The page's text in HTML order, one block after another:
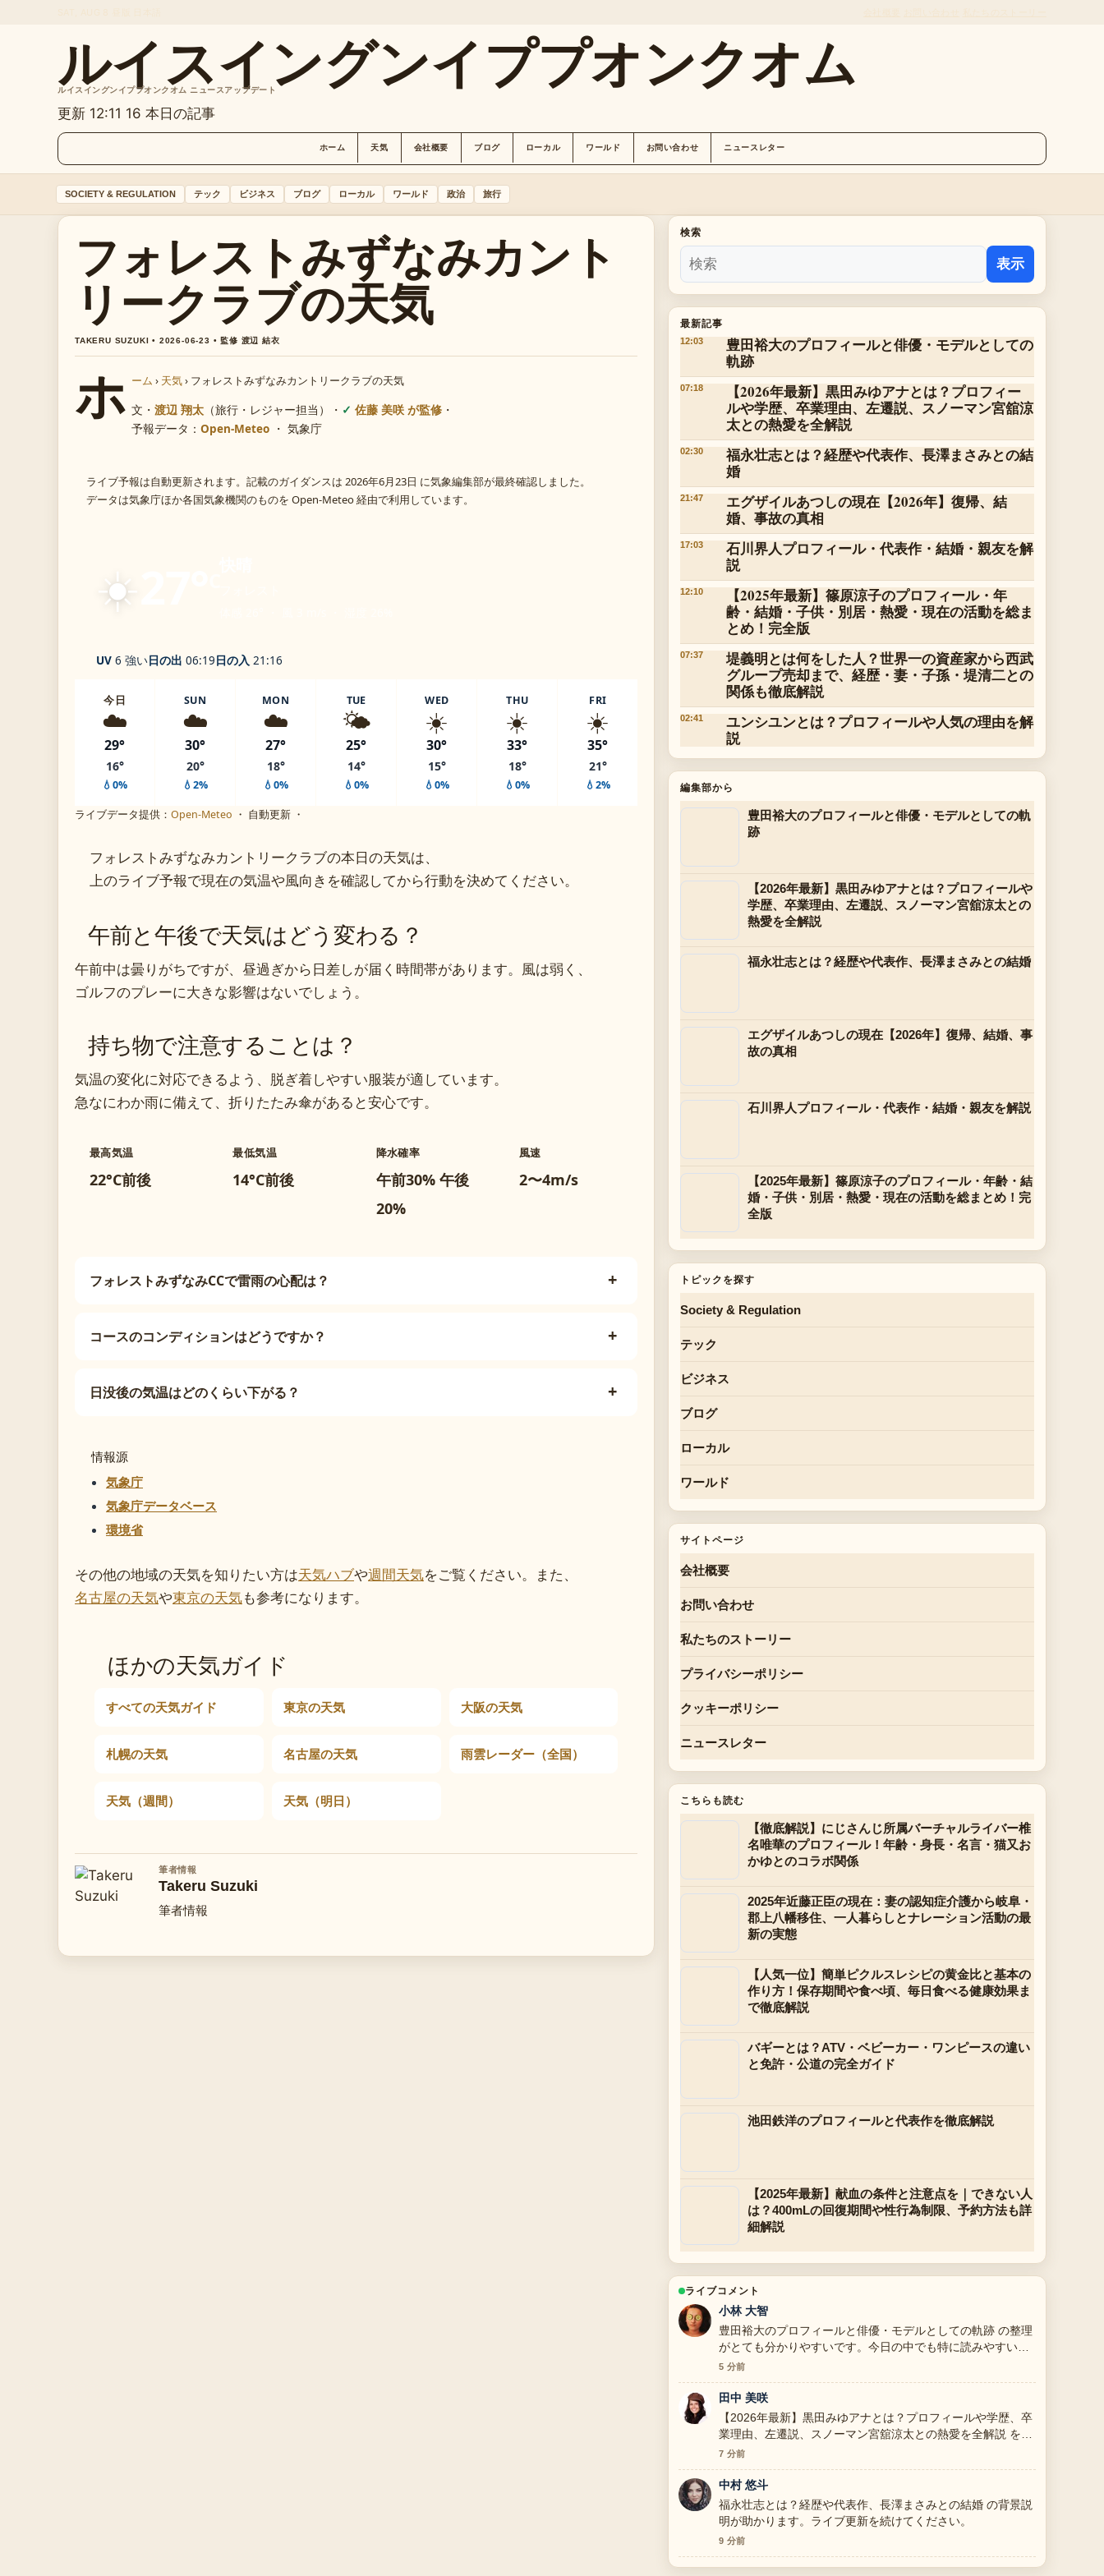
ルイスイングンイププオンクオム
ルイスイングンイププオンクオム ニュースアップデート
更新 12:11 16 本日の記事
ホーム 天気 会社概要 ブログ ローカル ワールド お問い合わせ ニュースレター
SOCIETY & REGULATION テック ビジネス ブログ ローカル ワールド 政治 旅行
フォレストみずなみカント
リークラブの天気
TAKERU SUZUKI • 2026-06-23 • 監修 渡辺 結衣
ホ ーム › 天気› フォレストみずなみカントリークラブの天気
文・ 渡辺 翔太 （旅行・レジャー担当） ・ 佐藤 美咲 が監修 ・
予報データ： Open-Meteo ・ 気象庁
ライブ予報は自動更新されます。記載のガイダンスは 2026年6月23日 に気象編集部が最終確認しました。
データは気象庁ほか各国気象機関のものを Open-Meteo 経由で利用しています。
☀️
UV 6 強い日の出 06:19日の入 21:16
今日
☁️
29°
16°
💧0%
SUN
☁️
30°
20°
💧2%
MON
☁️
27°
18°
💧0%
TUE
🌤️
25°
14°
💧0%
WED
☀️
30°
15°
💧0%
THU
☀️
33°
18°
💧0%
FRI
☀️
35°
21°
💧2%
ライブデータ提供： Open-Meteo ・ 自動更新 ・
フォレストみずなみカントリークラブの本日の天気は、
上のライブ予報で現在の気温や風向きを確認してから行動を決めてください。
午前と午後で天気はどう変わる？
午前中は曇りがちですが、昼過ぎから日差しが届く時間帯があります。風は弱く、
ゴルフのプレーに大きな影響はないでしょう。
持ち物で注意することは？
気温の変化に対応できるよう、脱ぎ着しやすい服装が適しています。
急なにわか雨に備えて、折りたたみ傘があると安心です。
最高気温
22°C前後
最低気温
14°C前後
降水確率
午前30% 午後
20%
風速
2〜4m/s
フォレストみずなみCCで雷雨の心配は？
コースのコンディションはどうですか？
日没後の気温はどのくらい下がる？
情報源
気象庁
気象庁データベース
環境省
その他の地域の天気を知りたい方は天気ハブや週間天気をご覧ください。また、
名古屋の天気や東京の天気も参考になります。
ほかの天気ガイド
すべての天気ガイド 東京の天気 大阪の天気
札幌の天気 名古屋の天気 雨雲レーダー（全国）
天気（週間） 天気（明日）
筆者情報
Takeru Suzuki
筆者情報
検索
表示
最新記事
12:03
豊田裕大のプロフィールと俳優・モデルとしての
軌跡
07:18
【2026年最新】黒田みゆアナとは？プロフィー
ルや学歴、卒業理由、左遷説、スノーマン宮舘涼
太との熱愛を全解説
02:30
福永壮志とは？経歴や代表作、長澤まさみとの結
婚
21:47
エグザイルあつしの現在【2026年】復帰、結
婚、事故の真相
17:03
石川界人プロフィール・代表作・結婚・親友を解
説
12:10
【2025年最新】篠原涼子のプロフィール・年
齢・結婚・子供・別居・熱愛・現在の活動を総ま
とめ！完全版
07:37
堤義明とは何をした人？世界一の資産家から西武
グループ売却まで、経歴・妻・子孫・堤清二との
関係も徹底解説
02:41
ユンシユンとは？プロフィールや人気の理由を解
説
編集部から
豊田裕大のプロフィールと俳優・モデルとしての軌
跡
【2026年最新】黒田みゆアナとは？プロフィールや
学歴、卒業理由、左遷説、スノーマン宮舘涼太との
熱愛を全解説
福永壮志とは？経歴や代表作、長澤まさみとの結婚
エグザイルあつしの現在【2026年】復帰、結婚、事
故の真相
石川界人プロフィール・代表作・結婚・親友を解説
【2025年最新】篠原涼子のプロフィール・年齢・結
婚・子供・別居・熱愛・現在の活動を総まとめ！完
全版
トピックを探す
Society & Regulation
テック
ビジネス
ブログ
ローカル
ワールド
サイトページ
会社概要
お問い合わせ
私たちのストーリー
プライバシーポリシー
クッキーポリシー
ニュースレター
こちらも読む
【徹底解説】にじさんじ所属バーチャルライバー椎
名唯華のプロフィール！年齢・身長・名言・猫又お
かゆとのコラボ関係
2025年近藤正臣の現在：妻の認知症介護から岐阜・
郡上八幡移住、一人暮らしとナレーション活動の最
新の実態
【人気一位】簡単ピクルスレシピの黄金比と基本の
作り方！保存期間や食べ頃、毎日食べる健康効果ま
で徹底解説
バギーとは？ATV・ベビーカー・ワンピースの違い
と免許・公道の完全ガイド
池田鉄洋のプロフィールと代表作を徹底解説
【2025年最新】献血の条件と注意点を｜できない人
は？400mLの回復期間や性行為制限、予約方法も詳
細解説
ライブコメント
小林 大智
豊田裕大のプロフィールと俳優・モデルとしての軌跡 の整理
がとても分かりやすいです。今日の中でも特に読みやすいで
す。
5 分前
田中 美咲
【2026年最新】黒田みゆアナとは？プロフィールや学歴、卒
業理由、左遷説、スノーマン宮舘涼太との熱愛を全解説 を追
っていますが、この解説は落ち着いていて信頼できます。
7 分前
中村 悠斗
福永壮志とは？経歴や代表作、長澤まさみとの結婚 の背景説
明が助かります。ライブ更新を続けてください。
9 分前